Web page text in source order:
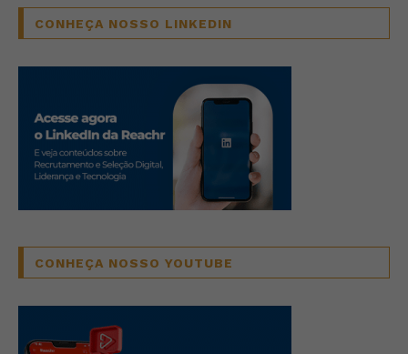
CONHEÇA NOSSO LINKEDIN
CONHEÇA NOSSO YOUTUBE